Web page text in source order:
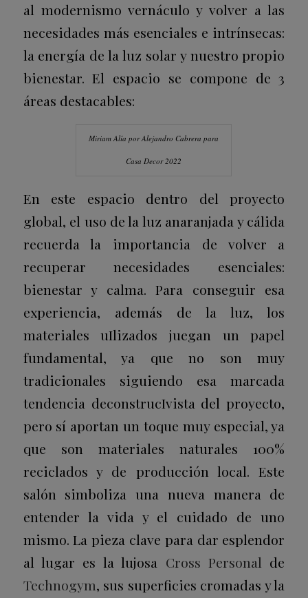
al modernismo vernáculo y volver a las
necesidades más esenciales e intrínsecas:
la energía de la luz solar y nuestro propio
bienestar. El espacio se compone de 3
áreas destacables:
Miriam Alía por Alejandro Cabrera para
Casa Decor 2022
En este espacio dentro del proyecto
global, el uso de la luz anaranjada y cálida
recuerda la importancia de volver a
recuperar necesidades esenciales:
bienestar y calma. Para conseguir esa
experiencia, además de la luz, los
materiales uIlizados juegan un papel
fundamental, ya que no son muy
tradicionales siguiendo esa marcada
tendencia deconstrucIvista del proyecto,
pero sí aportan un toque muy especial, ya
que son materiales naturales 100%
reciclados y de producción local. Este
salón simboliza una nueva manera de
entender la vida y el cuidado de uno
mismo. La pieza clave para dar esplendor
al lugar es la lujosa Cross Personal de
Technogym, sus superficies cromadas y la